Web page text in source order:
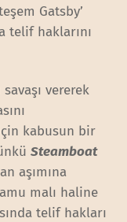
Gatsby’
telif haklarını
vererek
kabusun bir
Steamboat
aşımına
malı haline
telif hakları